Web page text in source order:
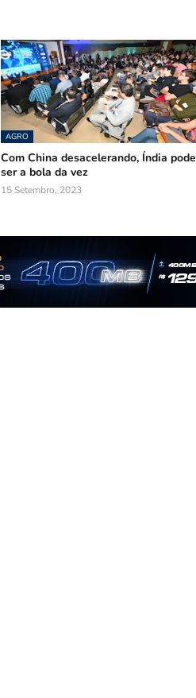
AGRO
Com China desacelerando, Índia pode
ser a bola da vez
15 Setembro, 2023